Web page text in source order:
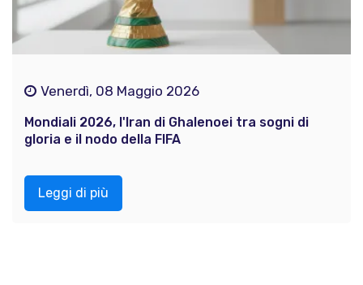
Venerdì, 08 Maggio 2026
Mondiali 2026, l'Iran di Ghalenoei tra sogni di
gloria e il nodo della FIFA
Leggi di più